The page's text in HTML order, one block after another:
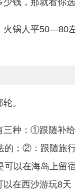
钱，那就看你
火锅人平50―80
。
三种：①跟随补
的；②：跟随旅
以在海岛上留
在西沙游玩8